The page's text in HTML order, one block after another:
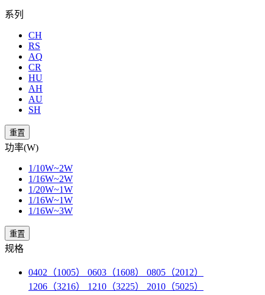
系列
CH
RS
AQ
CR
HU
AH
AU
SH
重置
功率(W)
1/10W~2W
1/16W~2W
1/20W~1W
1/16W~1W
1/16W~3W
重置
规格
0402（1005） 0603（1608） 0805（2012）
1206（3216） 1210（3225） 2010（5025）